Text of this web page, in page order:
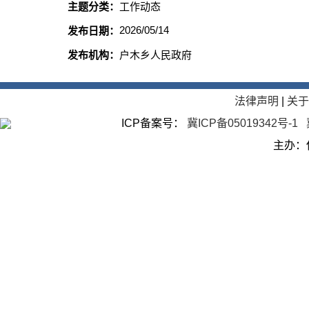
主题分类： 工作动态
发布日期： 2026/05/14
发布机构： 户木乡人民政府
法律声明
关
ICP备案号：
冀ICP备05019342号-1
主办